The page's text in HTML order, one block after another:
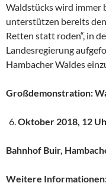
Waldstücks wird immer
unterstützen bereits
Retten statt roden“, in
Landesregierung
Hambacher Waldes
Großdemonstration:
Oktober 2018, 12
Bahnhof Buir,
Weitere